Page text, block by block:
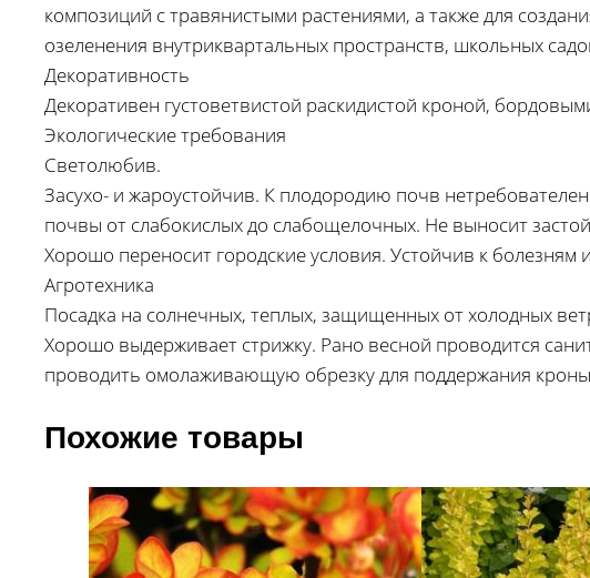
композиций с травянистыми растениями, а также для
озеленения внутриквартальных пространств, школьных
Декоративность
Декоративен густоветвистой раскидистой кроной,
Экологические требования
Светолюбив.
Засухо- и жароустойчив. К плодородию почв
почвы от слабокислых до слабощелочных. Не выносит
Хорошо переносит городские условия. Устойчив к болезням
Агротехника
Посадка на солнечных, теплых, защищенных от холодных
Хорошо выдерживает стрижку. Рано весной проводится
проводить омолаживающую обрезку для поддержания
Похожие товары